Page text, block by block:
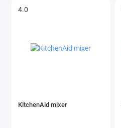
4.0
KitchenAid mixer